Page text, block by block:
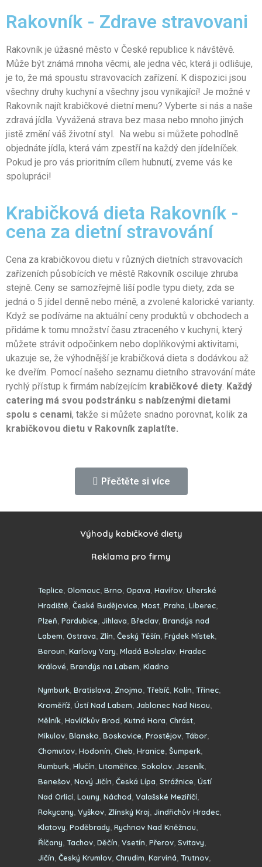
Rakovník - Zdrave stravovani
Rakovník je úžasné město v České republice k návštěvě.
Může být známá mnoha věcmi, ale jedna věc, která ji odlišuje,
je to, že má spoustu stravovacích zařízení. K dispozici jsou
všechny druhy kuchyní a všechny jsou vynikající! Je možné v
Rakovník najít krabičkové dietní menu? Vyberte si nás a naše
zdravá jídla. Vyvážená strava bez masa nebo mnoho jiných
jistě změní váš životní styl. Na webu si můžete pohodlně
objednáte jídla, která vám zpestří na každý den jídelníček.
Pokud je pro vás prioritním cílem hubnutí, zveme vás ke
spolupráci!
Krabičková dieta Rakovník -
cena za dietní stravování
Cena za krabičkovou dietu v různých dietních stravovacích
zařízeních působících ve městě Rakovník osciluje zhruba
stejně. Ceny se samozřejmě liší podle typu diety, zda se
jedná o 5 jídel denně nebo méně, a zvolené kalorické varianty.
Když se podíváme na aktuální ceny produktů v obchodech a
přidáme k tomu množství času ztraceného v kuchyni, který
můžete strávit odpočinkem nebo doplňkovými aktivitami,
ukazuje se, že výhodnější je krabičková dieta s dodávkou až
ke dveřím. Pomocí našeho seznamu dietního stravování máte
rychlý přístup k firmám nabízejícím krabičkové diety. Každý
catering má svou podstránku s nabízenými dietami
spolu s cenami, takže si můžete snadno porovnat, kolik za
krabičkovou dietu v Rakovník zaplatíte.
Krabičková dieta Rakovník
chcete znát názory ostatních zákazníků. S naší pomocí se
vyhnete špatně hodnocenému cateringu. Pokud Rakovník není
Hledáte recenze na krabičkové diety? Všechny informace,
které jsme shromáždili o cateringových společnostech, zde
budou brzy k dispozici. Pokud chcete poslat svůj názor,
kontaktujte nás!
Rakovník dieta pro ženy a
muže
abyste zhubli. Vyzkoušejte několik různých krabičkových diet,
abyste si vybrali tu, která vám nejlépe vyhovuje. Pamatujte, že
vy jste zákazník a že dáváte své hodnocení. Jíst zdravě
nemusí být nuda.Jak se liší jídelníček pro muže a ženy?
Podle samotného obsahu kalorií ženy obvykle potřebují méně
kalorií než muži. Rozdíl nebude v ingrediencích, pouze v jejich
množství.
Nejlepší krabičková dieta
Rakovník
Přečtěte si více
Výhody kabičkové diety
Reklama pro firmy
Teplice Olomouc, Brno Opava Havířov, Uherské
Hradiště České Budějovice Most, Praha Liberec,
Plzeň Pardubice Jihlava Břeclav, Brandýs nad
Labem Ostrava Zlín Český Těšín Frýdek Místek,
Beroun Karlovy Vary Mladá Boleslav, Hradec
Králové Brandýs na Labem Kladno
Nymburk, Bratislava Znojmo Třebíč, Kolín Třinec,
Kroměříž, Ústí Nad Labem Jablonec Nad Nisou
Mělník, Havlíčkův Brod Kutná Hora Chrást,
Mikulov, Blansko Boskovice Prostějov, Tábor,
Chomutov, Hodonín Cheb Hranice Šumperk,
Rumburk, Hlučín Litoměřice Sokolov, Jeseník,
Benešov, Nový Jičín Česká Lípa Strážnice Ústí
Nad Orlicí, Louny Náchod Valašské Meziříčí,
Rokycany Vyškov, Zlínský Kraj Jindřichův Hradec,
Klatovy Poděbrady Rychnov Nad Kněžnou
Říčany Tachov, Děčín Vsetín Přerov, Svitavy
Jičín Český Krumlov, Chrudim Karviná Trutnov,